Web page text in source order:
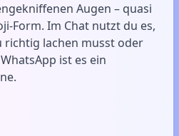
Augen – quasi
Form. Im Chat nutzt du es,
richtig lachen musst oder
ist es ein